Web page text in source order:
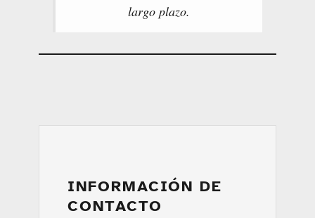
largo plazo.
INFORMACIÓN DE
CONTACTO